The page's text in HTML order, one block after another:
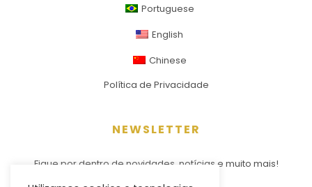
Portuguese
English
Chinese
Política de Privacidade
NEWSLETTER
Fique por dentro de novidades, notícias e muito mais!